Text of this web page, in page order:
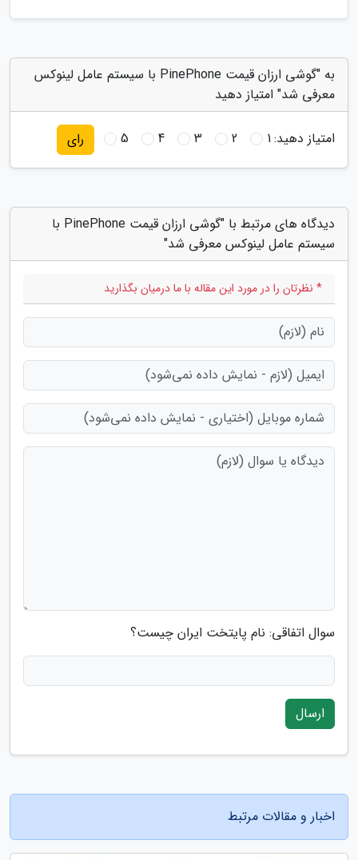
به "گوشی ارزان قیمت PinePhone با سیستم عامل لینوکس
معرفی شد" امتیاز دهید
امتیاز دهید:1
2
3
4
5 رای
دیدگاه های مرتبط با "گوشی ارزان قیمت PinePhone با
سیستم عامل لینوکس معرفی شد"
* نظرتان را در مورد این مقاله با ما درمیان بگذارید
سوال اتفاقی: نام پایتخت ایران چیست؟
ارسال
اخبار و مقالات مرتبط